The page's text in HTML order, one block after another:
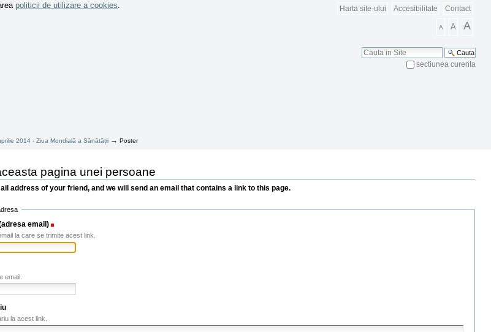
Harta site-ului Accesibilitate Contact
A A A
Cauta
sectiunea curenta
politicii de utilizare a cookies.
2014 - Ziua Mondială a Sănătății →Poster
pagina unei persoane
address of your friend, and we will send an email that contains a link to this page.
email)
la care se trimite acest link.
email.
la acest link.